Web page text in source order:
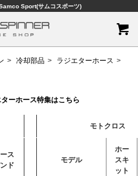
Sport(サムコスポーツ)
冷却部品
ラジエターホース
ーホース特集はこちら
ス
ド
モトクロス
モデル
ホー
スキ
ット